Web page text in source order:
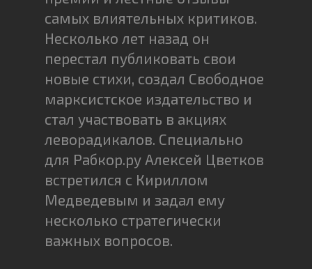
самых влиятельных критиков.
Несколько лет назад он
перестал публиковать свои
новые стихи, создал Свободное
марксистское издательство и
стал участвовать в акциях
леворадикалов. Специально
для Рабкор.ру Алексей Цветков
встретился с Кириллом
Медведевым и задал ему
несколько стратегически
важных вопросов.